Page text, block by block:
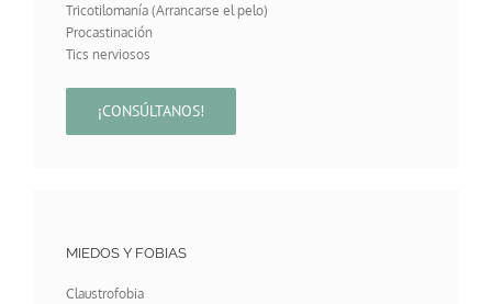
Tricotilomanía (Arrancarse el pelo)
Procastinación
Tics nerviosos
¡CONSÚLTANOS!
MIEDOS Y FOBIAS
Claustrofobia